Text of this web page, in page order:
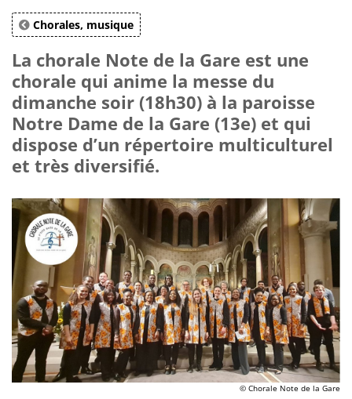
Chorales, musique
La chorale Note de la Gare est une
chorale qui anime la messe du
dimanche soir (18h30) à la paroisse
Notre Dame de la Gare (13e) et qui
dispose d’un répertoire multiculturel
et très diversifié.
© Chorale Note de la Gare